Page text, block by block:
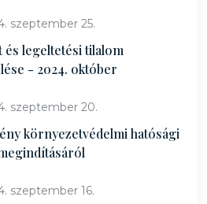
szeptember 25.
és legeltetési tilalom
- 2024. október
szeptember 20.
környezetvédelmi hatósági
szeptember 16.